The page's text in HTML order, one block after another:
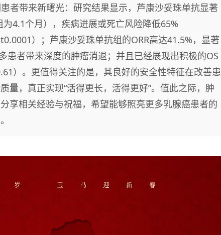
者带来新曙光：研究结果显示，芦康沙妥珠单抗显著
4.1个月），疾病进展或死亡风险降低65%
）；芦康沙妥珠单抗组的ORR高达41.5%，显著
患者带来深度的肿瘤消退；并且已经展现出积极的OS
）。更值得关注的是，其良好的安全性特征在改善患
量，真正实现“活得更长，活得更好”。值此之际，肿
享相关经验与祝福，希望能够照亮更多乳腺癌患者的